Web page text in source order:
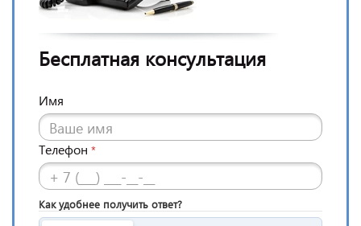
Бесплатная консультация
Имя
Телефон *
Как удобнее получить ответ?